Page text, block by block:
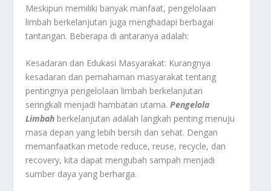
Meskipun memiliki banyak manfaat, pengelolaan
limbah berkelanjutan juga menghadapi berbagai
tantangan. Beberapa di antaranya adalah:
Kesadaran dan Edukasi Masyarakat: Kurangnya
kesadaran dan pemahaman masyarakat tentang
pentingnya pengelolaan limbah berkelanjutan
seringkali menjadi hambatan utama.Pengelola
Limbah berkelanjutan adalah langkah penting menuju
masa depan yang lebih bersih dan sehat. Dengan
memanfaatkan metode reduce, reuse, recycle, dan
recovery, kita dapat mengubah sampah menjadi
sumber daya yang berharga.